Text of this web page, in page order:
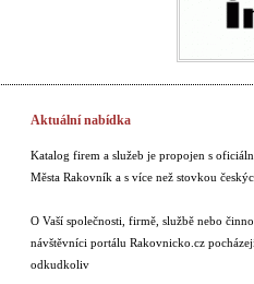
Aktuální nabídka
Katalog firem a služeb je propojen s
Města Rakovník a s více než stovkou
O Vaší společnosti, firmě, službě nebo
návštěvníci portálu Rakovnicko.cz
odkudkoliv